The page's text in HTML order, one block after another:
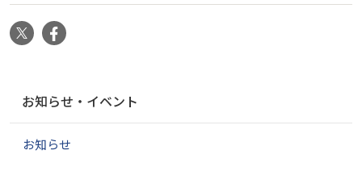
X
ゲ
お知らせ・イベント
お知らせ